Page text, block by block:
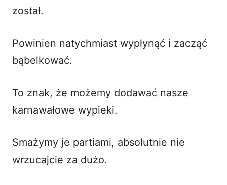
został.
Powinien natychmiast wypłynąć i zacząć
bąbelkować.
To znak, że możemy dodawać nasze
karnawałowe wypieki.
Smażymy je partiami, absolutnie nie
wrzucajcie za dużo.